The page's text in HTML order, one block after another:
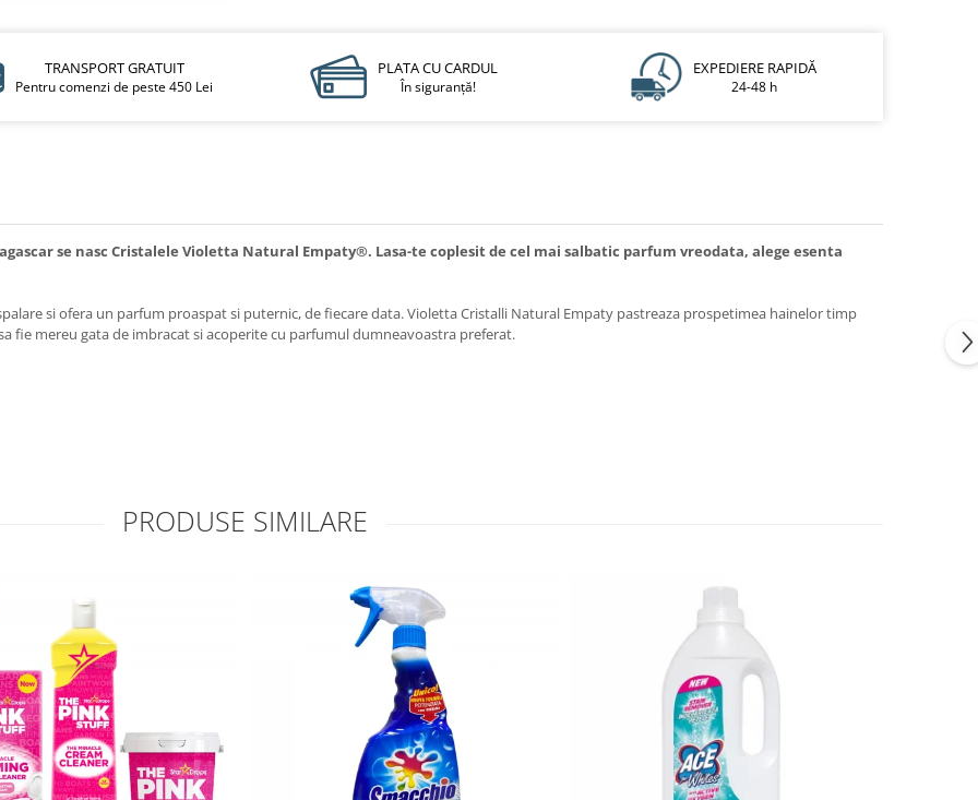
TRANSPORT GRATUIT
Pentru comenzi de peste 450 Lei
PLATA CU CARDUL
În siguranță!
EXPEDIERE RAPIDĂ
24-48 h
se nasc Cristalele Violetta Natural Empaty®. Lasa-te coplesit de cel mai salbatic parfum vreodata, alege esenta
si ofera un parfum proaspat si puternic, de fiecare data. Violetta Cristalli Natural Empaty pastreaza prospetimea hainelor timp
fie mereu gata de imbracat si acoperite cu parfumul dumneavoastra preferat.
PRODUSE SIMILARE